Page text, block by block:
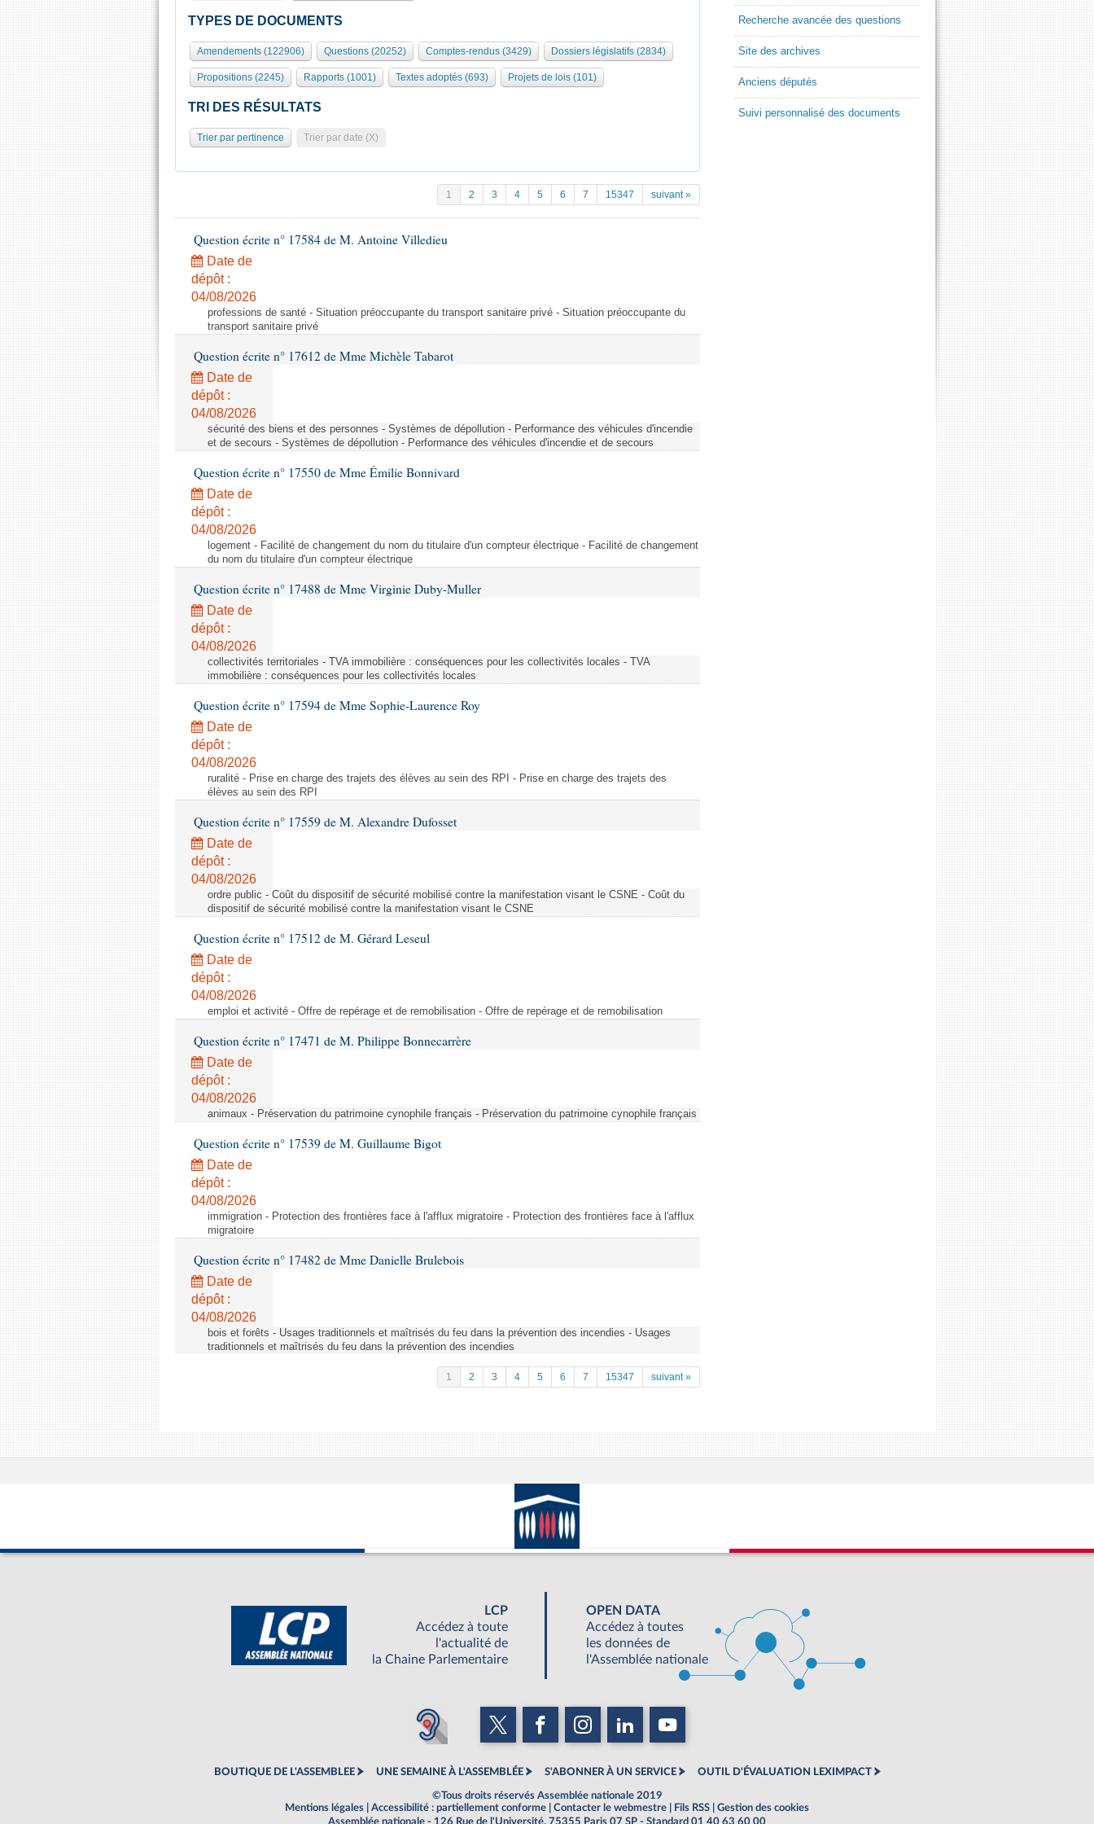
TYPES DE DOCUMENTS
Amendements (122906) Questions (20252) Comptes-rendus (3429) Dossiers législatifs (2834)
Propositions (2245) Rapports (1001) Textes adoptés (693) Projets de lois (101)
TRI DES RÉSULTATS
Trier par pertinence Trier par date (X)
1 2 3 4 5 6 7 15347 suivant »
Question écrite n° 17584 de M. Antoine Villedieu
Date de
dépôt :
04/08/2026
professions de santé - Situation préoccupante du transport sanitaire privé - Situation préoccupante du
transport sanitaire privé
Question écrite n° 17612 de Mme Michèle Tabarot
Date de
dépôt :
04/08/2026
sécurité des biens et des personnes - Systèmes de dépollution - Performance des véhicules d'incendie
et de secours - Systèmes de dépollution - Performance des véhicules d'incendie et de secours
Question écrite n° 17550 de Mme Émilie Bonnivard
Date de
dépôt :
04/08/2026
logement - Facilité de changement du nom du titulaire d'un compteur électrique - Facilité de changement
du nom du titulaire d'un compteur électrique
Question écrite n° 17488 de Mme Virginie Duby-Muller
Date de
dépôt :
04/08/2026
collectivités territoriales - TVA immobilière : conséquences pour les collectivités locales - TVA
immobilière : conséquences pour les collectivités locales
Question écrite n° 17594 de Mme Sophie-Laurence Roy
Date de
dépôt :
04/08/2026
ruralité - Prise en charge des trajets des élèves au sein des RPI - Prise en charge des trajets des
élèves au sein des RPI
Question écrite n° 17559 de M. Alexandre Dufosset
Date de
dépôt :
04/08/2026
ordre public - Coût du dispositif de sécurité mobilisé contre la manifestation visant le CSNE - Coût du
dispositif de sécurité mobilisé contre la manifestation visant le CSNE
Question écrite n° 17512 de M. Gérard Leseul
Date de
dépôt :
04/08/2026
emploi et activité - Offre de repérage et de remobilisation - Offre de repérage et de remobilisation
Question écrite n° 17471 de M. Philippe Bonnecarrère
Date de
dépôt :
04/08/2026
animaux - Préservation du patrimoine cynophile français - Préservation du patrimoine cynophile français
Question écrite n° 17539 de M. Guillaume Bigot
Date de
dépôt :
04/08/2026
immigration - Protection des frontières face à l'afflux migratoire - Protection des frontières face à l'afflux
migratoire
Question écrite n° 17482 de Mme Danielle Brulebois
Date de
dépôt :
04/08/2026
bois et forêts - Usages traditionnels et maîtrisés du feu dans la prévention des incendies - Usages
traditionnels et maîtrisés du feu dans la prévention des incendies
1 2 3 4 5 6 7 15347 suivant »
Recherche avancée des questions
Site des archives
Anciens députés
Suivi personnalisé des documents
LCP
Accédez à toute
l'actualité de
la Chaine Parlementaire
OPEN DATA
Accédez à toutes
les données de
l'Assemblée nationale
BOUTIQUE DE L'ASSEMBLEE UNE SEMAINE À L'ASSEMBLÉE S'ABONNER À UN SERVICE OUTIL D'ÉVALUATION LEXIMPACT
©Tous droits réservés Assemblée nationale 2019
Mentions légales
Accessibilité : partiellement conforme Contacter le webmestre Fils RSS
Gestion des cookies
Assemblée nationale - 126 Rue de l'Université, 75355 Paris 07 SP - Standard 01 40 63 60 00